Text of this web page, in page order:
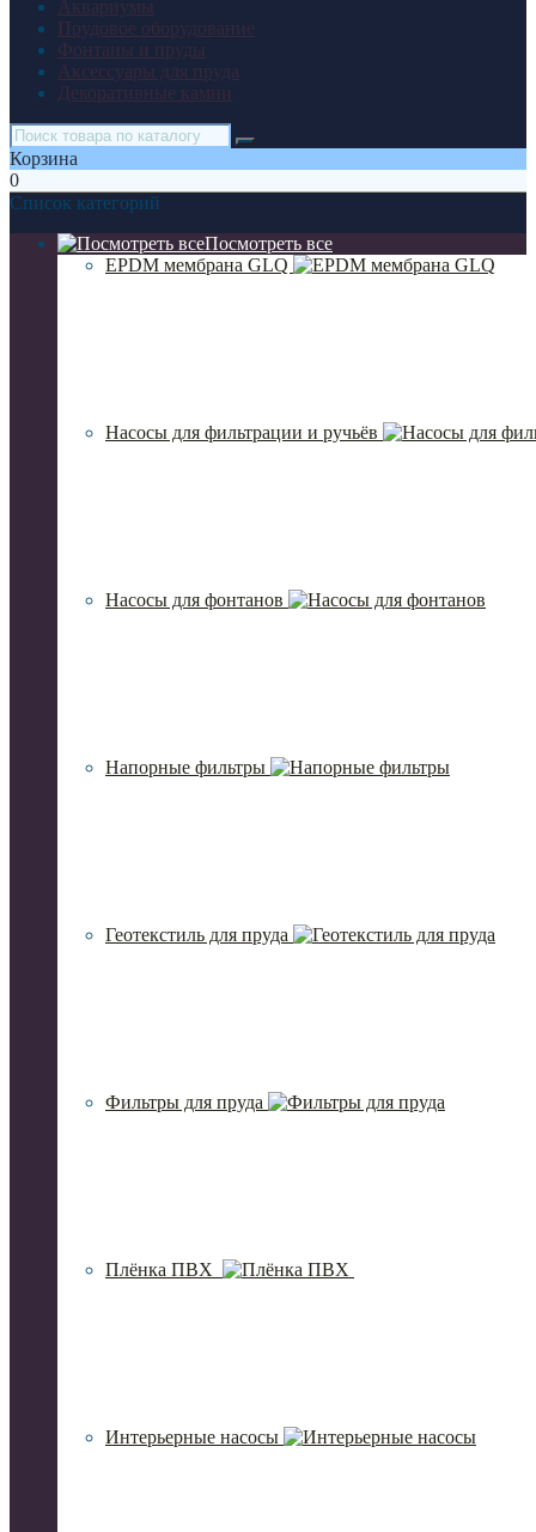
Аквариумы
Прудовое оборудование
Фонтаны и пруды
Аксессуары для пруда
Декоративные камни
Корзина
0
Список категорий
Посмотреть все
EPDM мембрана GLQ
Насосы для фильтрации и ручьёв
Насосы для фонтанов
Напорные фильтры
Геотекстиль для пруда
Фильтры для пруда
Плёнка ПВХ
Интерьерные насосы